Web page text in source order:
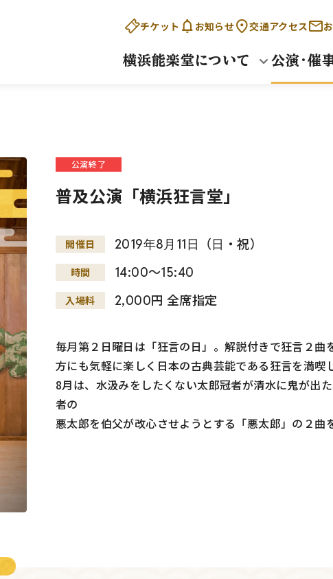
チケット お知らせ 交通アクセス
横浜能楽堂について 公演・催
公演終了
普及公演「横浜狂言堂」
開催日 2019年8月 11日 （日 ・祝）
時間 14:00～15:40
入場料 2,000円 全席指定
毎月第２日曜日は「狂言の日」。解説付きで狂言２
方にも気軽に楽しく日本の古典芸能である狂言を満喫
8月は、水汲みをしたくない太郎冠者が清水に鬼が出
者の
悪太郎を伯父が改心させようとする「悪太郎」の２曲